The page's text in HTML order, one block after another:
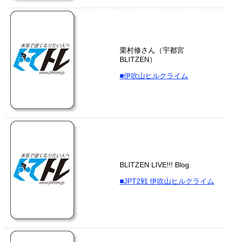
栗村修さん（宇都宮
BLITZEN）
■伊吹山ヒルクライム
BLITZEN LIVE!!! Blog
■JPT2戦 伊吹山ヒルクライム